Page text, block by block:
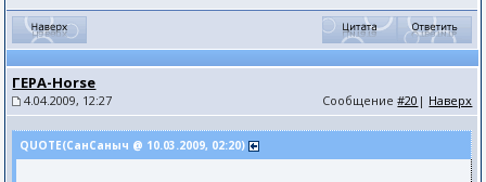
ГЕРА-Horse
4.04.2009, 12:27 Сообщение#20 | Наверх
QUOTE(СанСаныч @ 10.03.2009, 02:20)